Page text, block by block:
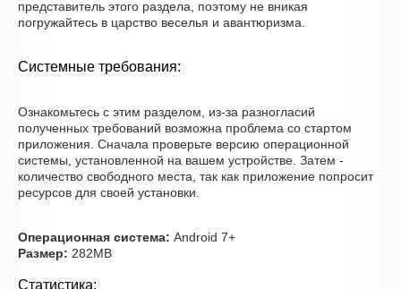
представитель этого раздела, поэтому не вникая
погружайтесь в царство веселья и авантюризма.
Системные требования:
Ознакомьтесь с этим разделом, из-за разногласий
полученных требований возможна проблема со стартом
приложения. Сначала проверьте версию операционной
системы, установленной на вашем устройстве. Затем -
количество свободного места, так как приложение попросит
ресурсов для своей установки.
Операционная система: Android 7+
Размер: 282MB
Статистика: